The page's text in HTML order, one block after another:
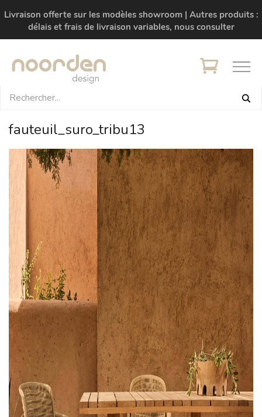
Livraison offerte sur les modèles showroom | Autres produits :
délais et frais de livraison variables, nous consulter
fauteuil_suro_tribu13